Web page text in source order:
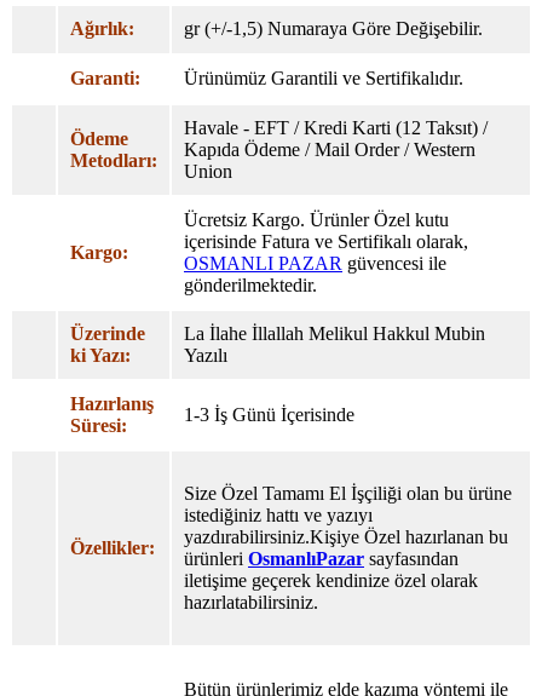
Ağırlık: gr (+/-1,5) Numaraya Göre Değişebilir.
Garanti: Ürünümüz Garantili ve Sertifikalıdır.
Ödeme
Metodları:
Havale - EFT / Kredi Karti (12 Taksıt) /
Kapıda Ödeme / Mail Order / Western
Union
Kargo:
Ücretsiz Kargo. Ürünler Özel kutu
içerisinde Fatura ve Sertifikalı olarak,
OSMANLI PAZAR güvencesi ile
gönderilmektedir.
Üzerinde
ki Yazı:
La İlahe İllallah Melikul Hakkul Mubin
Yazılı
Hazırlanış
Süresi:
1-3 İş Günü İçerisinde
Özellikler:
Size Özel Tamamı El İşçiliği olan bu ürüne
istediğiniz hattı ve yazıyı
yazdırabilirsiniz.Kişiye Özel hazırlanan bu
ürünleri OsmanlıPazar sayfasından
iletişime geçerek kendinize özel olarak
hazırlatabilirsiniz.
Bütün ürünlerimiz elde kazıma yöntemi ile